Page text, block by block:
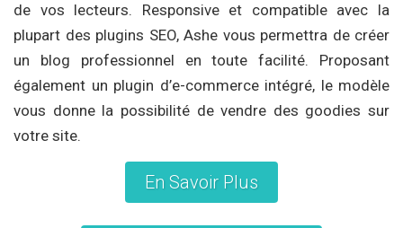
de vos lecteurs. Responsive et compatible avec la
plupart des plugins SEO, Ashe vous permettra de créer
un blog professionnel en toute facilité. Proposant
également un plugin d’e-commerce intégré, le modèle
vous donne la possibilité de vendre des goodies sur
votre site.
En Savoir Plus